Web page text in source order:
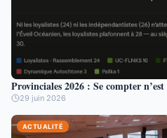
Provinciales 2026 : Se compter
29 juin 2026
ACTUALITÉ